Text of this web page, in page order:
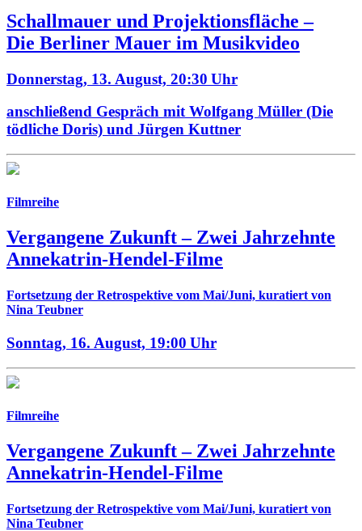
Schallmauer und Projektionsfläche –
Die Berliner Mauer im Musikvideo
Donnerstag, 13. August, 20:30 Uhr
anschließend Gespräch mit Wolfgang Müller (Die
tödliche Doris) und Jürgen Kuttner
Filmreihe
Vergangene Zukunft – Zwei Jahrzehnte
Annekatrin-Hendel-Filme
Fortsetzung der Retrospektive vom Mai/Juni, kuratiert von
Nina Teubner
Sonntag, 16. August, 19:00 Uhr
Filmreihe
Vergangene Zukunft – Zwei Jahrzehnte
Annekatrin-Hendel-Filme
Fortsetzung der Retrospektive vom Mai/Juni, kuratiert von
Nina Teubner